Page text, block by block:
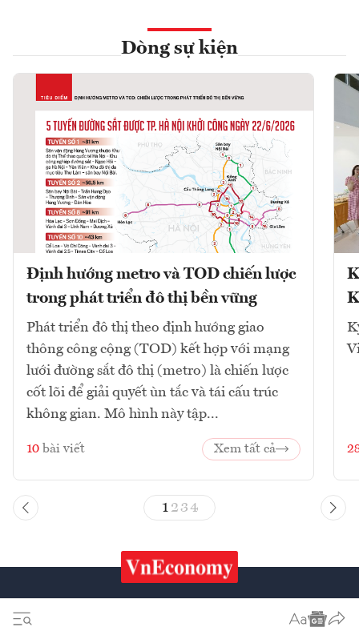
Dòng sự kiện
Định hướng metro và TOD chiến lược
trong phát triển đô thị bền vững
Phát triển đô thị theo định hướng giao
thông công cộng (TOD) kết hợp với mạng
lưới đường sắt đô thị (metro) là chiến lược
cốt lõi để giải quyết ùn tắc và tái cấu trúc
không gian. Mô hình này tập...
10 bài viết Xem tất cả
1 23 4
Tiêu & Dùng